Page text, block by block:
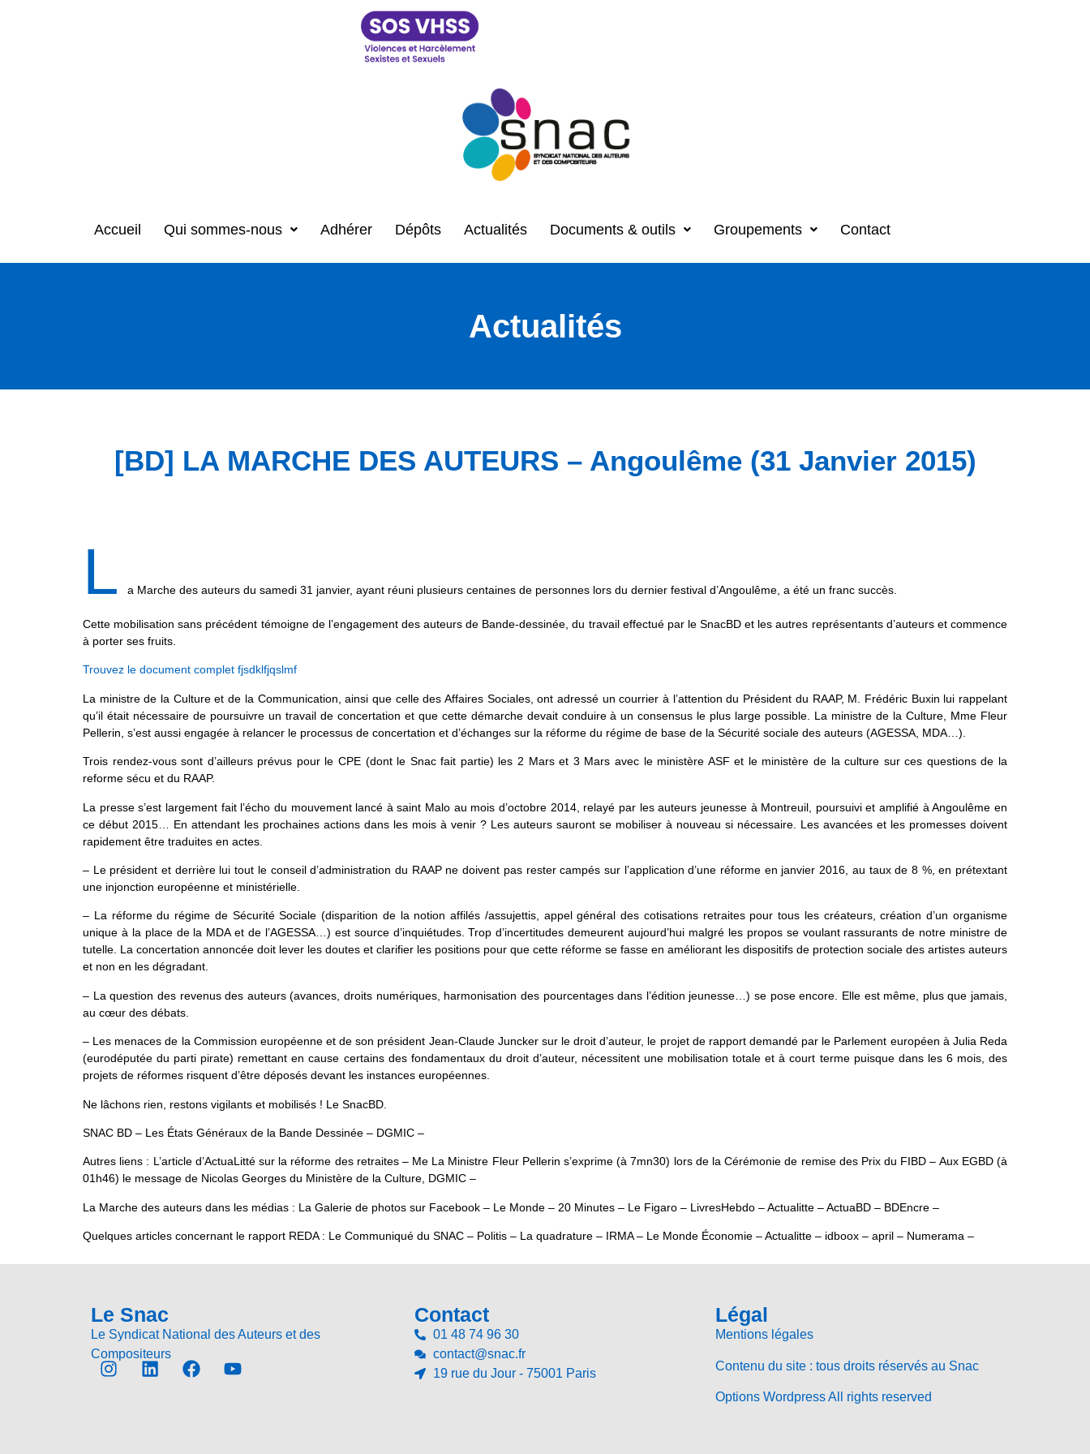
Accueil Qui sommes-nous Adhérer Dépôts Actualités Documents & outils Groupements Contact
Actualités
[BD] LA MARCHE DES AUTEURS – Angoulême (31 Janvier 2015)
L a Marche des auteurs du samedi 31 janvier, ayant réuni plusieurs centaines de personnes lors du dernier festival d’Angoulême, a été un franc succès.
Cette mobilisation sans précédent témoigne de l’engagement des auteurs de Bande-dessinée, du travail effectué par le SnacBD et les autres représentants d’auteurs et commence
à porter ses fruits.
Trouvez le document complet fjsdklfjqslmf
La ministre de la Culture et de la Communication, ainsi que celle des Affaires Sociales, ont adressé un courrier à l’attention du Président du RAAP, M. Frédéric Buxin lui rappelant
qu’il était nécessaire de poursuivre un travail de concertation et que cette démarche devait conduire à un consensus le plus large possible. La ministre de la Culture, Mme Fleur
Pellerin, s’est aussi engagée à relancer le processus de concertation et d’échanges sur la réforme du régime de base de la Sécurité sociale des auteurs (AGESSA, MDA…).
Trois rendez-vous sont d’ailleurs prévus pour le CPE (dont le Snac fait partie) les 2 Mars et 3 Mars avec le ministère ASF et le ministère de la culture sur ces questions de la
reforme sécu et du RAAP.
La presse s’est largement fait l’écho du mouvement lancé à saint Malo au mois d’octobre 2014, relayé par les auteurs jeunesse à Montreuil, poursuivi et amplifié à Angoulême en
ce début 2015… En attendant les prochaines actions dans les mois à venir ? Les auteurs sauront se mobiliser à nouveau si nécessaire. Les avancées et les promesses doivent
rapidement être traduites en actes.
– Le président et derrière lui tout le conseil d’administration du RAAP ne doivent pas rester campés sur l’application d’une réforme en janvier 2016, au taux de 8 %, en prétextant
une injonction européenne et ministérielle.
– La réforme du régime de Sécurité Sociale (disparition de la notion affilés /assujettis, appel général des cotisations retraites pour tous les créateurs, création d’un organisme
unique à la place de la MDA et de l’AGESSA…) est source d’inquiétudes. Trop d’incertitudes demeurent aujourd’hui malgré les propos se voulant rassurants de notre ministre de
tutelle. La concertation annoncée doit lever les doutes et clarifier les positions pour que cette réforme se fasse en améliorant les dispositifs de protection sociale des artistes auteurs
et non en les dégradant.
– La question des revenus des auteurs (avances, droits numériques, harmonisation des pourcentages dans l’édition jeunesse…) se pose encore. Elle est même, plus que jamais,
au cœur des débats.
– Les menaces de la Commission européenne et de son président Jean-Claude Juncker sur le droit d’auteur, le projet de rapport demandé par le Parlement européen à Julia Reda
(eurodéputée du parti pirate) remettant en cause certains des fondamentaux du droit d’auteur, nécessitent une mobilisation totale et à court terme puisque dans les 6 mois, des
projets de réformes risquent d’être déposés devant les instances européennes.
Ne lâchons rien, restons vigilants et mobilisés ! Le SnacBD.
SNAC BD – Les États Généraux de la Bande Dessinée – DGMIC –
Autres liens : L’article d’ActuaLitté sur la réforme des retraites – Me La Ministre Fleur Pellerin s’exprime (à 7mn30) lors de la Cérémonie de remise des Prix du FIBD – Aux EGBD (à
01h46) le message de Nicolas Georges du Ministère de la Culture, DGMIC –
La Marche des auteurs dans les médias : La Galerie de photos sur Facebook – Le Monde – 20 Minutes – Le Figaro – LivresHebdo – Actualitte – ActuaBD – BDEncre –
Quelques articles concernant le rapport REDA : Le Communiqué du SNAC – Politis – La quadrature – IRMA – Le Monde Économie – Actualitte – idboox – april – Numerama –
Le Snac
Le Syndicat National des Auteurs et des
Compositeurs
Contact
01 48 74 96 30
contact@snac.fr
19 rue du Jour - 75001 Paris
Légal
Mentions légales
Contenu du site : tous droits réservés au Snac
Options Wordpress All rights reserved